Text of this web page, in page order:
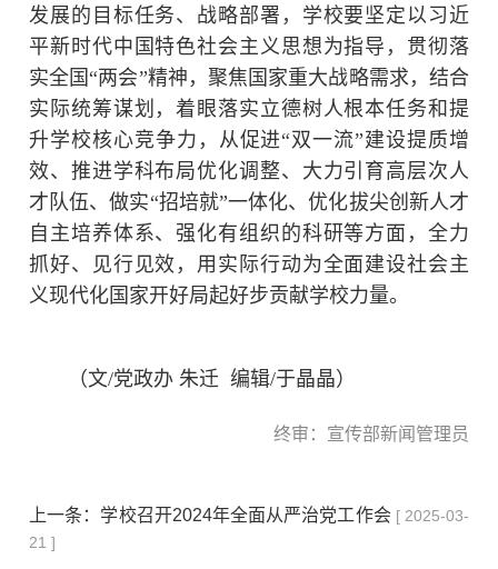
发展的目标任务、战略部署，学校要坚定以习近
平新时代中国特色社会主义思想为指导，贯彻落
实全国“两会”精神，聚焦国家重大战略需求，结合
实际统筹谋划，着眼落实立德树人根本任务和提
升学校核心竞争力，从促进“双一流”建设提质增
效、推进学科布局优化调整、大力引育高层次人
才队伍、做实“招培就”一体化、优化拔尖创新人才
自主培养体系、强化有组织的科研等方面，全力
抓好、见行见效，用实际行动为全面建设社会主
义现代化国家开好局起好步贡献学校力量。
（文/党政办 朱迁 编辑/于晶晶）
终审：宣传部新闻管理员
上一条： 学校召开2024年全面从严治党工作会 [ 2025-03-
21 ]